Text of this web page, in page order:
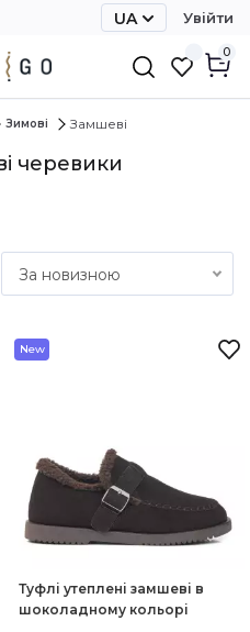
UA
Увійти
0
Зимові Замшеві
черевики
За новизною
Туфлі утеплені замшеві в
шоколадному кольорі